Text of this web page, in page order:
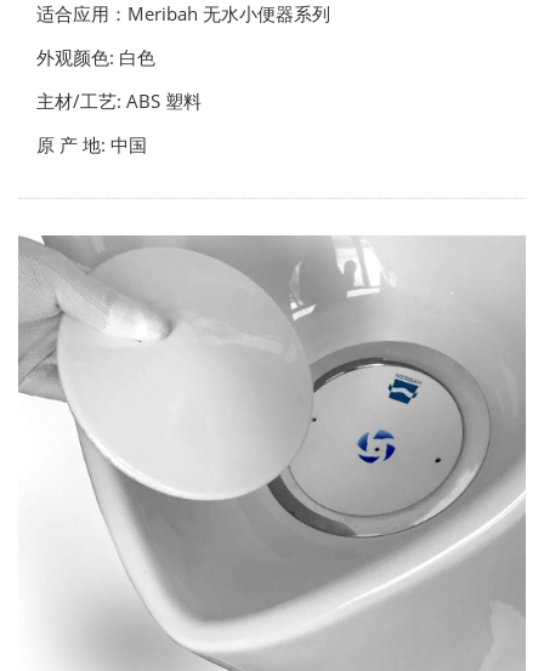
适合应用：Meribah 无水小便器系列
外观颜色: 白色
主材/工艺: ABS 塑料
原 产 地: 中国